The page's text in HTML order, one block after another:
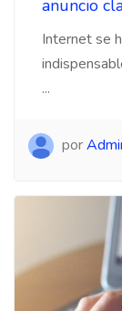
anuncio
Internet se
...
por